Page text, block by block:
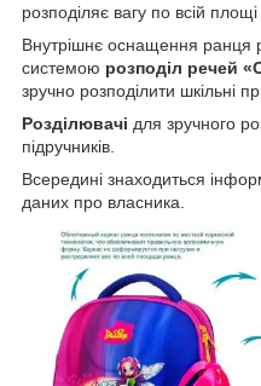
розподіляє вагу по всій
Внутрішнє оснащення ранця
системою розподіл речей
зручно розподілити шкільні
Розділювачі для зручного
підручників.
Всередині знаходиться
даних про власника.